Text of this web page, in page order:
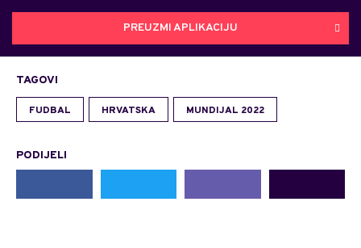
PREUZMI APLIKACIJU
TAGOVI
FUDBAL HRVATSKA MUNDIJAL 2022
PODIJELI